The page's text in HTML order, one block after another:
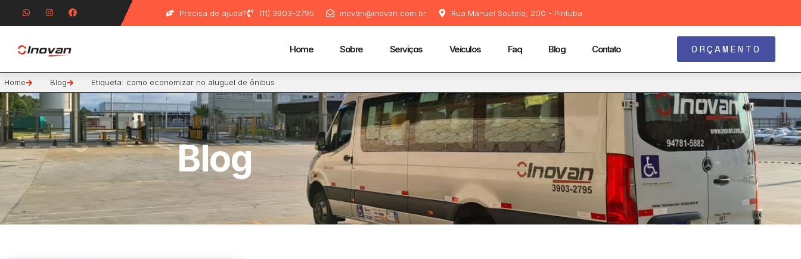
Precisa de ajuda? (11) 3903-2795 inovan@inovan.com.br Rua Manuel Soutelo, 200 - Pirituba
Home Sobre Serviços Veículos Faq Blog Contato ORÇAMENTO
Home Blog Etiqueta: como economizar no aluguel de ônibus
Blog